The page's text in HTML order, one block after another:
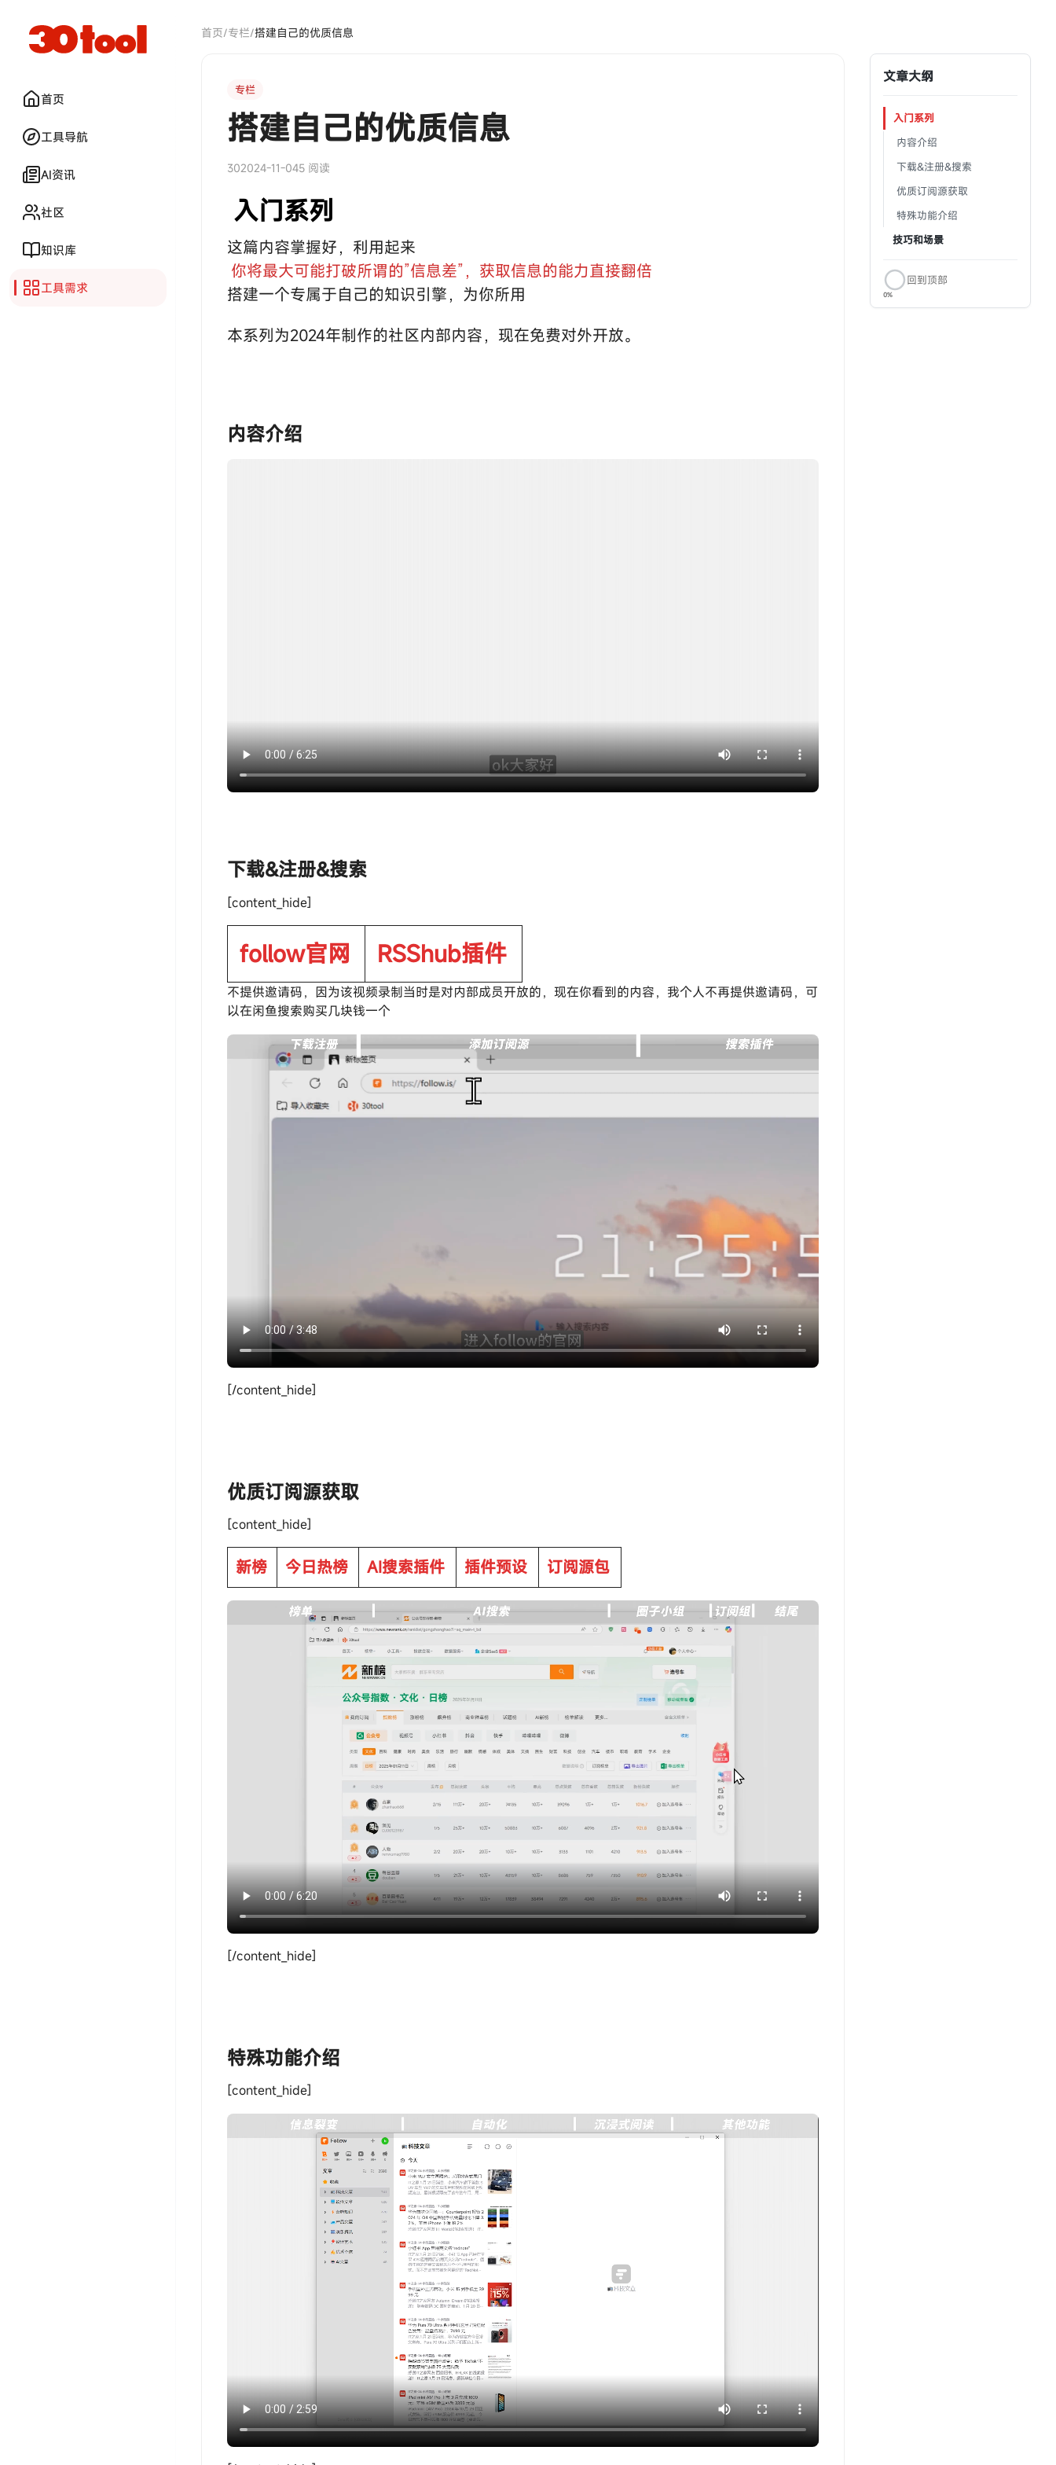
首页
工具导航
AI资讯
社区
知识库
工具需求
首页/专栏/搭建自己的优质信息
专栏
搭建自己的优质信息
302024-11-045 阅读
入门系列
这篇内容掌握好，利用起来
你将最大可能打破所谓的”信息差”，获取信息的能力直接翻倍
搭建一个专属于自己的知识引擎，为你所用
本系列为2024年制作的社区内部内容，现在免费对外开放。
‎‎‎‎‎‎‎ㅤ内容介绍
‎‎‎‎‎‎‎ㅤ下载&注册&搜索
[content_hide]
follow官网 RSShub插件
不提供邀请码，因为该视频录制当时是对内部成员开放的，现在你看到的内容，我个人不再提供邀请码，可
以在闲鱼搜索购买几块钱一个
[/content_hide]
‎‎‎‎‎‎‎ㅤ优质订阅源获取
[content_hide]
新榜 今日热榜 AI搜索插件 插件预设 订阅源包
[/content_hide]
‎‎‎‎‎‎‎ㅤ特殊功能介绍
[content_hide]
文章大纲
入门系列
‎‎‎‎‎‎‎ㅤ内容介绍
‎‎‎‎‎‎‎ㅤ下载&注册&搜索
‎‎‎‎‎‎‎ㅤ优质订阅源获取
‎‎‎‎‎‎‎ㅤ特殊功能介绍
技巧和场景
0%
回到顶部